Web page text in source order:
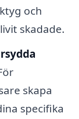
och
skadade.
skapa
specifika